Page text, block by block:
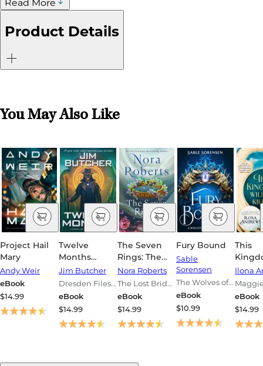
Read More
Product Details
You May Also Like
Project Hail
Mary
Andy Weir
eBook
$14.99
Twelve
Months
(Dresden
Files Series
#18)
Jim Butcher
Dresden Files
Series
eBook
$14.99
The Seven
Rings: The
Lost Bride
Trilogy, Book
Nora Roberts
The Lost Bride
Trilogy
eBook
$14.99
Fury Bound
Sable
Sorensen
The Wolves of
Ruin
eBook
$10.99
This
Not
Ilona
eBook
$14.99